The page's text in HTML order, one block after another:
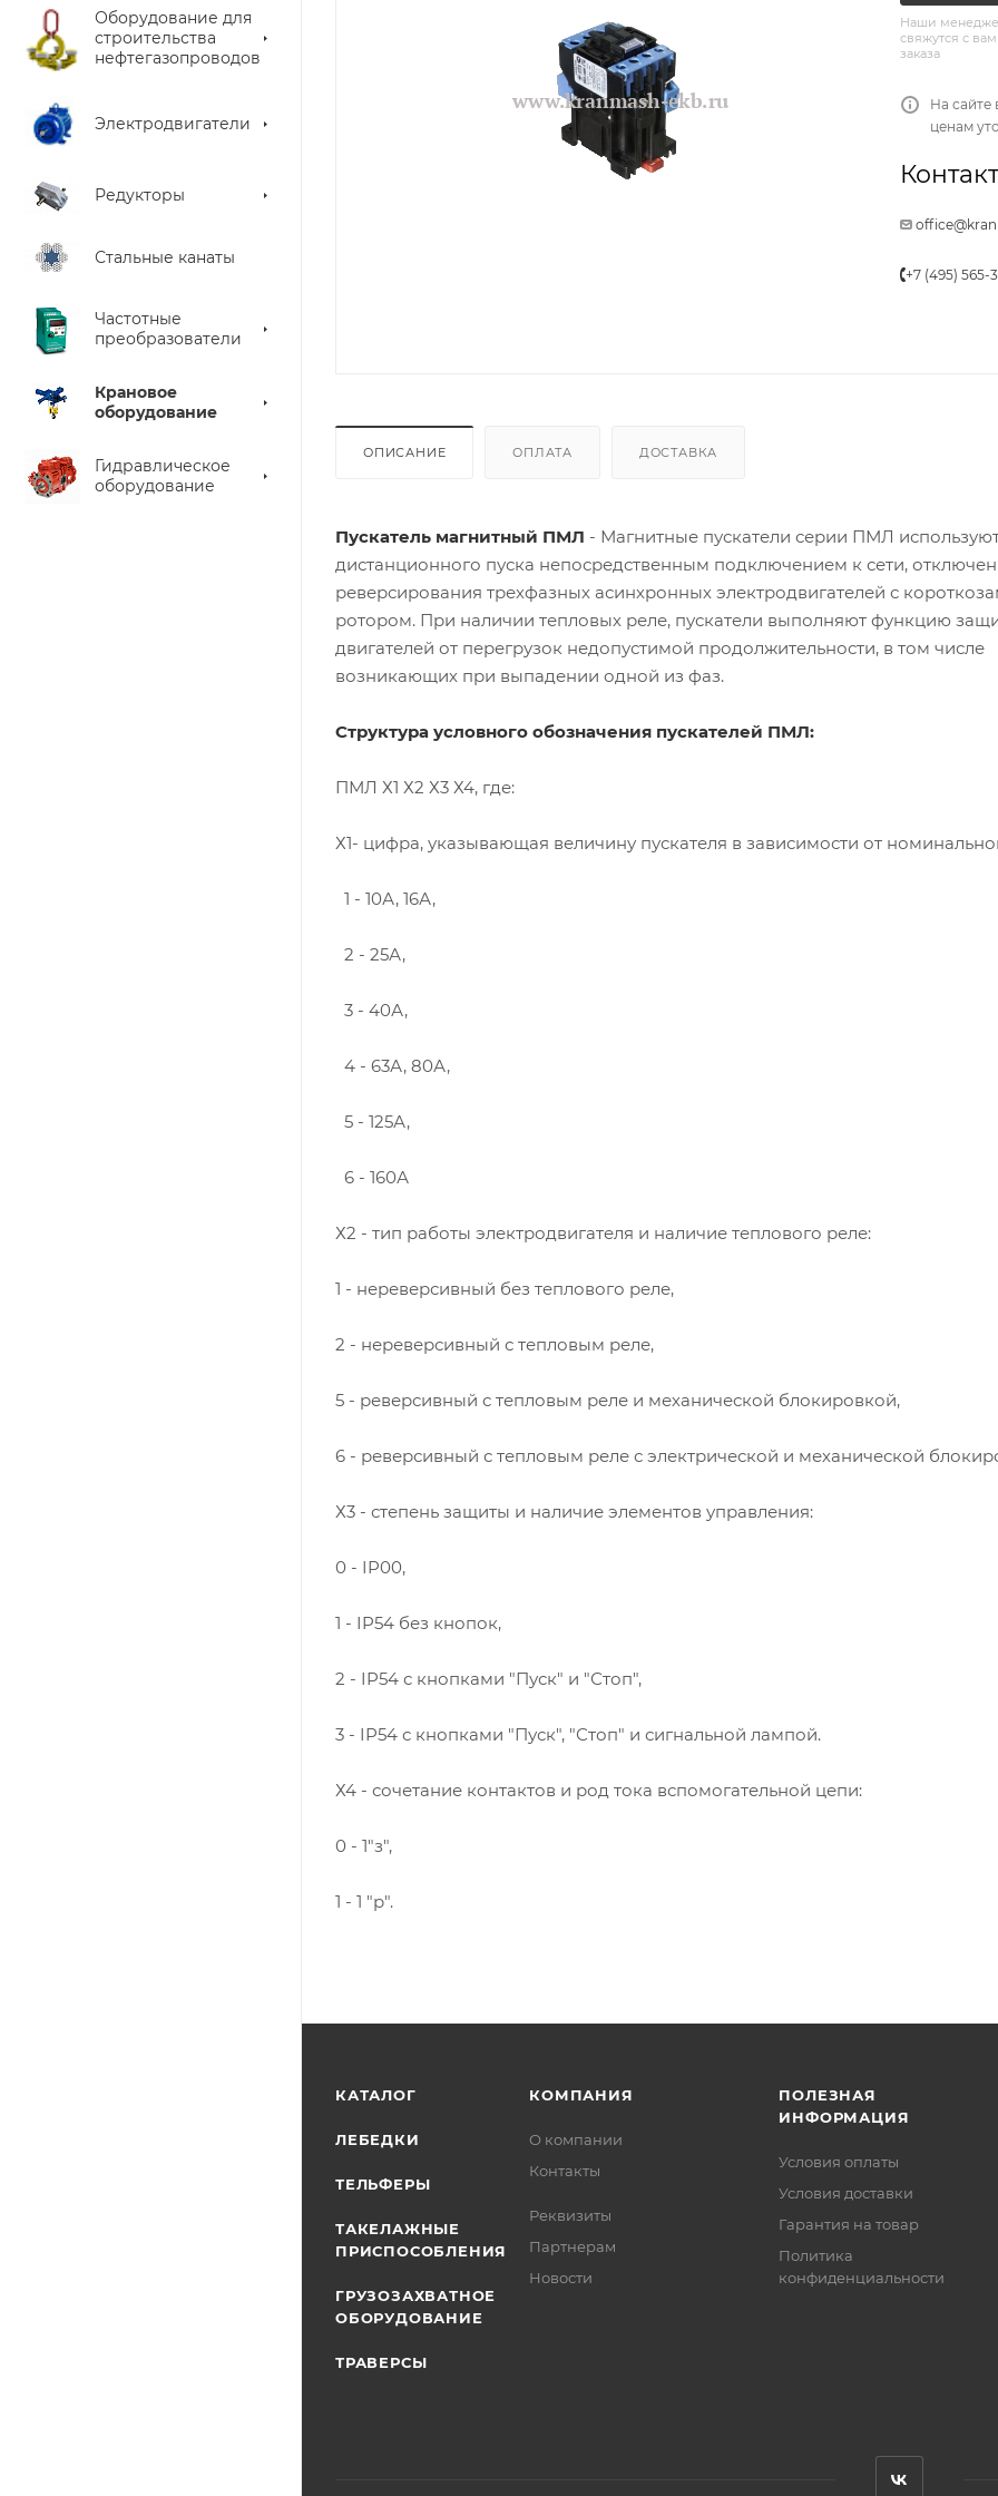
Оборудование для
строительства
нефтегазопроводов
Электродвигатели
Редукторы
Стальные канаты
Частотные
преобразователи
Крановое
оборудование
Гидравлическое
оборудование
Наши
свяжутся с
заказа
На сайте
ценам
+7 (495) 565-
ОПИСАНИЕ ОПЛАТА ДОСТАВКА
Пускатель магнитный ПМЛ - Магнитные пускатели серии ПМЛ
дистанционного пуска непосредственным подключением к сети,
реверсирования трехфазных асинхронных электродвигателей с
ротором. При наличии тепловых реле, пускатели выполняют функцию
двигателей от перегрузок недопустимой продолжительности, в том числе
возникающих при выпадении одной из фаз.
Структура условного обозначения пускателей ПМЛ:
ПМЛ Х1 Х2 Х3 Х4, где:
Х1- цифра, указывающая величину пускателя в зависимости от
1 - 10А, 16А,
2 - 25А,
3 - 40А,
4 - 63А, 80А,
5 - 125А,
6 - 160А
Х2 - тип работы электродвигателя и наличие теплового реле:
1 - нереверсивный без теплового реле,
2 - нереверсивный с тепловым реле,
5 - реверсивный с тепловым реле и механической блокировкой,
6 - реверсивный с тепловым реле с электрической и механической
Х3 - степень защиты и наличие элементов управления:
0 - IP00,
1 - IP54 без кнопок,
2 - IP54 с кнопками "Пуск" и "Стоп",
3 - IP54 с кнопками "Пуск", "Стоп" и сигнальной лампой.
Х4 - сочетание контактов и род тока вспомогательной цепи:
0 - 1"з",
1 - 1 "р".
КАТАЛОГ
ЛЕБЕДКИ
ТЕЛЬФЕРЫ
ТАКЕЛАЖНЫЕ
ПРИСПОСОБЛЕНИЯ
ГРУЗОЗАХВАТНОЕ
ОБОРУДОВАНИЕ
ТРАВЕРСЫ
КОМПАНИЯ
О компании
Контакты
Реквизиты
Партнерам
Новости
ПОЛЕЗНАЯ
ИНФОРМАЦИЯ
Условия оплаты
Условия доставки
Гарантия на товар
Политика
конфиденциальности